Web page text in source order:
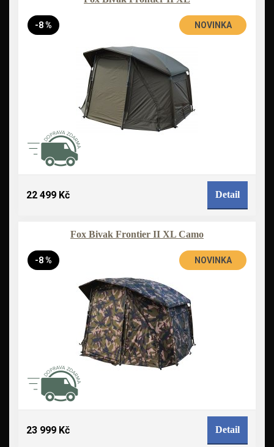
-8 % NOVINKA
22 499 Kč Detail
Fox Bivak Frontier II XL Camo
-8 % NOVINKA
23 999 Kč Detail